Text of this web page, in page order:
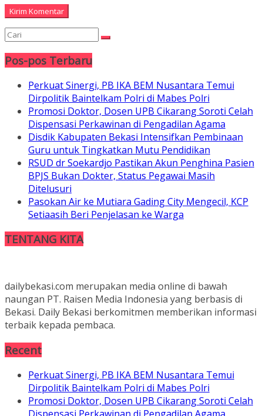
Pos-pos Terbaru
Perkuat Sinergi, PB IKA BEM Nusantara Temui
Dirpolitik Baintelkam Polri di Mabes Polri
Promosi Doktor, Dosen UPB Cikarang Soroti Celah
Dispensasi Perkawinan di Pengadilan Agama
Disdik Kabupaten Bekasi Intensifkan Pembinaan
Guru untuk Tingkatkan Mutu Pendidikan
RSUD dr Soekardjo Pastikan Akun Penghina Pasien
BPJS Bukan Dokter, Status Pegawai Masih
Ditelusuri
Pasokan Air ke Mutiara Gading City Mengecil, KCP
Setiaasih Beri Penjelasan ke Warga
TENTANG KITA
dailybekasi.com merupakan media online di bawah
naungan PT. Raisen Media Indonesia yang berbasis di
Bekasi. Daily Bekasi berkomitmen memberikan informasi
terbaik kepada pembaca.
Recent
Perkuat Sinergi, PB IKA BEM Nusantara Temui
Dirpolitik Baintelkam Polri di Mabes Polri
Promosi Doktor, Dosen UPB Cikarang Soroti Celah
Dispensasi Perkawinan di Pengadilan Agama